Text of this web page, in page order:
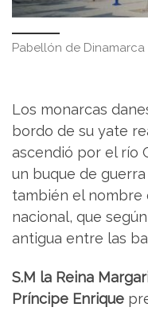
Pabellón de Dinamarca
Los monarcas
bordo de su yate
ascendió por el río
un buque de guerra
también el nombre
nacional, que
antigua entre las
S.M la Reina
Príncipe Enrique